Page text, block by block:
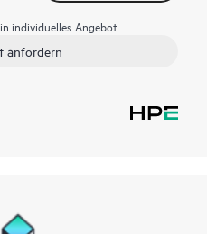
individuelles Angebot
anfordern